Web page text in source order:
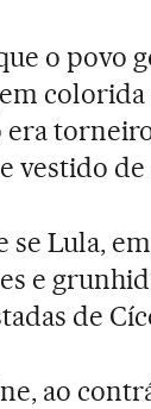
o povo
colorida
era
vestido
se Lula,
e
de
ao